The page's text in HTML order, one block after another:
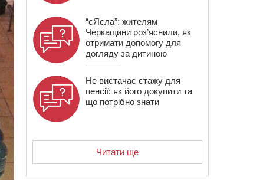
“єЯсла”: жителям
Черкащини роз’яснили, як
отримати допомогу для
догляду за дитиною
Не вистачає стажу для
пенсії: як його докупити та
що потрібно знати
Читати ще